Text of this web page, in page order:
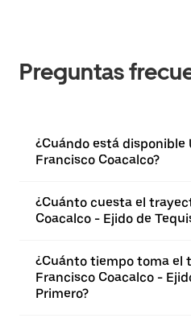
Preguntas
¿Cuándo está disponible
Francisco Coacalco?
¿Cuánto cuesta el
Coacalco - Ejido de
¿Cuánto tiempo toma el
Francisco Coacalco -
Primero?